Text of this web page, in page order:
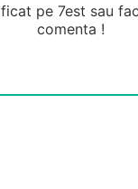
pe 7est sau
comenta !